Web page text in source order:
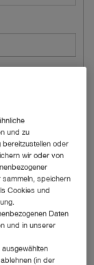
und zu
bereitzustellen oder
wir oder von
sammeln, speichern
Cookies und
Daten
und in unserer
(in der